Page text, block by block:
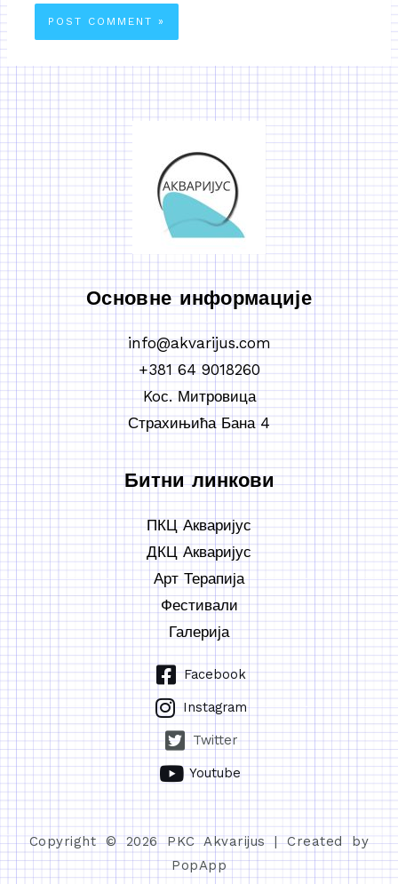
Основне информације
info@akvarijus.com
+381 64 9018260
Koс. Митровица
Страхињића Бана 4
Битни линкови
ПКЦ Акваријус
ДКЦ Акваријус
Арт Терапија
Фестивали
Галерија
Facebook
Instagram
Twitter
Youtube
Copyright © 2026 PKC Akvarijus | Created by
PopApp